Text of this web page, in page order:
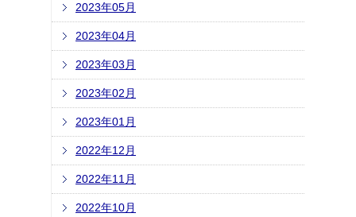
2023年05月
2023年04月
2023年03月
2023年02月
2023年01月
2022年12月
2022年11月
2022年10月